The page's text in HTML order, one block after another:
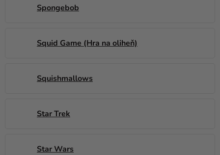
Spongebob
Squid Game (Hra na oliheň)
Squishmallows
Star Trek
Star Wars